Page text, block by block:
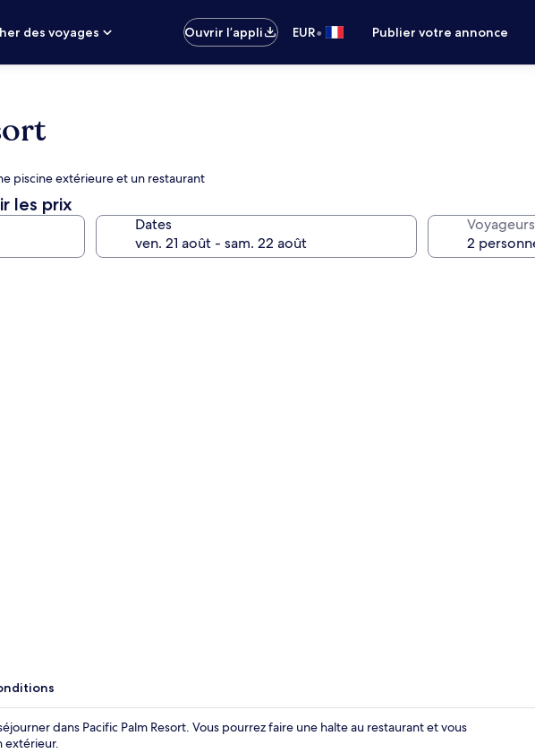
des voyages
Ouvrir l’appli EUR• Publier votre annonce
piscine extérieure et un restaurant
les prix
Dates Voyageurs
dans Pacific Palm Resort. Vous pourrez faire une halte au restaurant et vous
extérieur.